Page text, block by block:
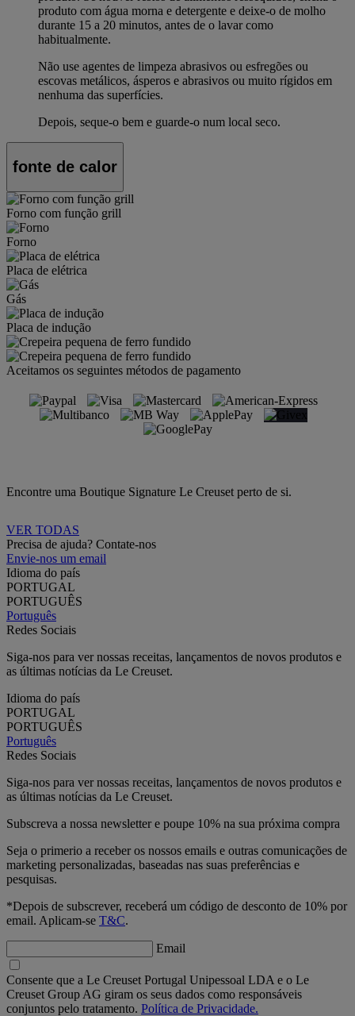
produto com água morna e detergente e deixe-o de molho
durante 15 a 20 minutos, antes de o lavar como
habitualmente.
Não use agentes de limpeza abrasivos ou esfregões ou
escovas metálicos, ásperos e abrasivos ou muito rígidos em
nenhuma das superfícies.
Depois, seque-o bem e guarde-o num local seco.
fonte de calor
Forno com função grill
Forno
Placa de elétrica
Gás
Placa de indução
Aceitamos os seguintes métodos de pagamento
Encontre uma Boutique Signature Le Creuset perto de si.
VER TODAS
Precisa de ajuda? Contate-nos
Envie-nos um email
Idioma do país
PORTUGAL
PORTUGUÊS
Português
Redes Sociais
Siga-nos para ver nossas receitas, lançamentos de novos produtos e
as últimas notícias da Le Creuset.
Idioma do país
PORTUGAL
PORTUGUÊS
Português
Redes Sociais
Siga-nos para ver nossas receitas, lançamentos de novos produtos e
as últimas notícias da Le Creuset.
Subscreva a nossa newsletter e poupe 10% na sua próxima compra
Seja o primerio a receber os nossos emails e outras comunicações de
marketing personalizadas, baseadas nas suas preferências e
pesquisas.
*Depois de subscrever, receberá um código de desconto de 10% por
email. Aplicam-se T&C.
Email
Consente que a Le Creuset Portugal Unipessoal LDA e o Le
Creuset Group AG giram os seus dados como responsáveis
conjuntos pelo tratamento. Política de Privacidade.